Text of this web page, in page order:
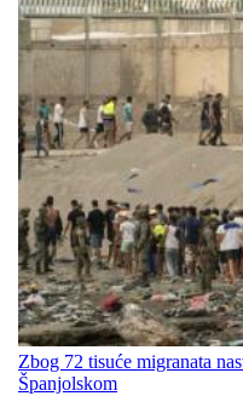
Zbog 72 tisuće migranata
Španjolskom